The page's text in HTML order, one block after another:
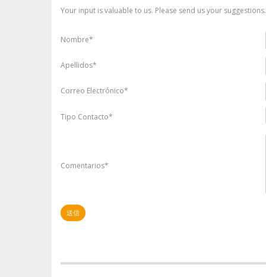
Your input is valuable to us. Please send us your suggestions.
Nombre*
Apellidos*
Correo Electrónico*
Tipo Contacto*
Comentarios*
送信